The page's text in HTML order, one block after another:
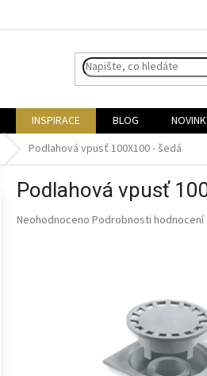
INSPIRACE BLOG
Podlahová vpusť 100X100 - šedá
Podlahová vpusť
Průměrné
Neohodnoceno Podrobnosti hodnocení